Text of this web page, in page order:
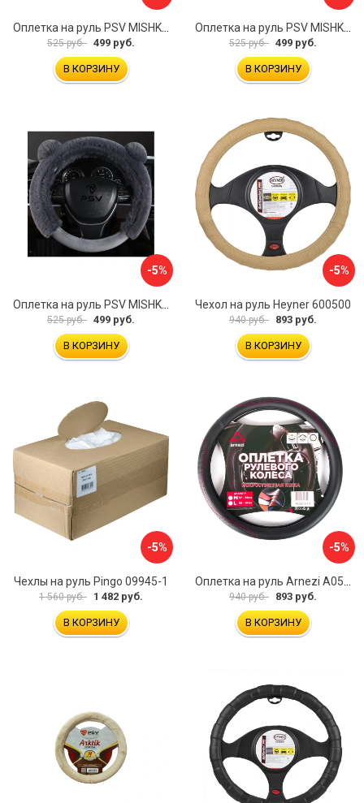
Оплетка на руль PSV MISHKA Premium 136099
525 руб. 499 руб.
В КОРЗИНУ
Оплетка на руль PSV MISHKA Premium 136095
525 руб. 499 руб.
В КОРЗИНУ
-5%
525 руб. 499 руб.
В КОРЗИНУ
-5%
Чехол на руль Heyner 600500
940 руб. 893 руб.
В КОРЗИНУ
-5%
Чехлы на руль Pingo 09945-1
1 560 руб. 1 482 руб.
В КОРЗИНУ
-5%
940 руб. 893 руб.
В КОРЗИНУ